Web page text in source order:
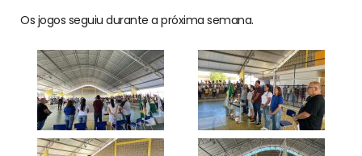
Os jogos seguiu durante a próxima semana.